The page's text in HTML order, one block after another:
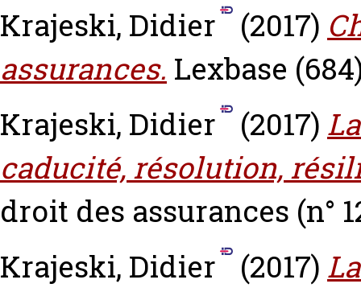
Krajeski, Didier
(2017)
assurances. Lexbase
Krajeski, Didier
(2017)
caducité, résolution,
droit des assurances (n°
Krajeski, Didier
(2017)